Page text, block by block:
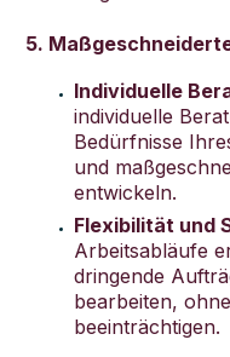
5.
Individuelle
individuelle
Bedürfnisse
und
entwickeln.
Flexibilität und
Arbeitsabläufe
dringende
bearbeiten,
beeinträchtigen.